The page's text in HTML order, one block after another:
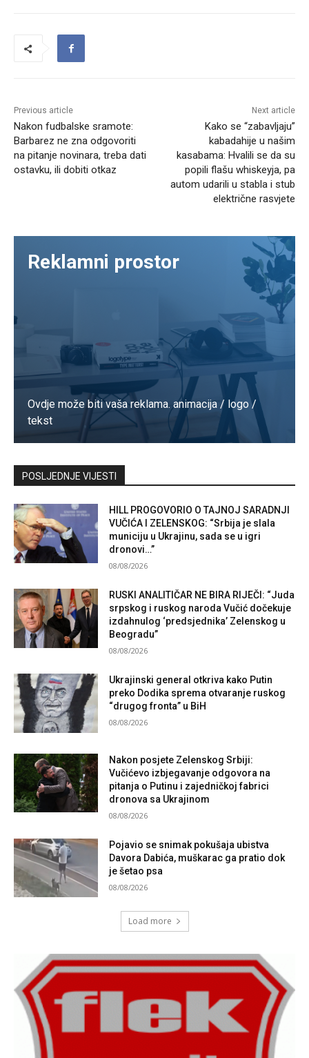
Previous article
Nakon fudbalske sramote:
Barbarez ne zna odgovoriti
na pitanje novinara, treba dati
ostavku, ili dobiti otkaz
Next article
Kako se “zabavljaju”
kabadahije u našim
kasabama: Hvalili se da su
popili flašu whiskeyja, pa
autom udarili u stabla i stub
električne rasvjete
Reklamni prostor
Ovdje može biti vaša reklama. animacija / logo /
tekst
Kontaktirajte nas
POSLJEDNJE VIJESTI
HILL PROGOVORIO O TAJNOJ SARADNJI
VUČIĆA I ZELENSKOG: “Srbija je slala
municiju u Ukrajinu, sada se u igri
dronovi…”
08/08/2026
RUSKI ANALITIČAR NE BIRA RIJEČI: “Juda
srpskog i ruskog naroda Vučić dočekuje
izdahnulog ‘predsjednika’ Zelenskog u
Beogradu”
08/08/2026
Ukrajinski general otkriva kako Putin
preko Dodika sprema otvaranje ruskog
“drugog fronta” u BiH
08/08/2026
Nakon posjete Zelenskog Srbiji:
Vučićevo izbjegavanje odgovora na
pitanja o Putinu i zajedničkoj fabrici
dronova sa Ukrajinom
08/08/2026
Pojavio se snimak pokušaja ubistva
Davora Dabića, muškarac ga pratio dok
je šetao psa
08/08/2026
Load more